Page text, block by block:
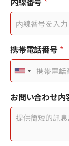
携帯電話番号 *
U
n
i
t
e
お問い合わせ内